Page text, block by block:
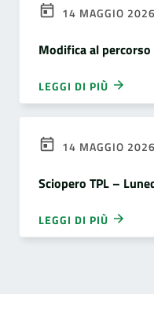
14 MAGGIO 2026
Modifica al
LEGGI DI PIÙ
14 MAGGIO 2026
Sciopero TPL –
LEGGI DI PIÙ